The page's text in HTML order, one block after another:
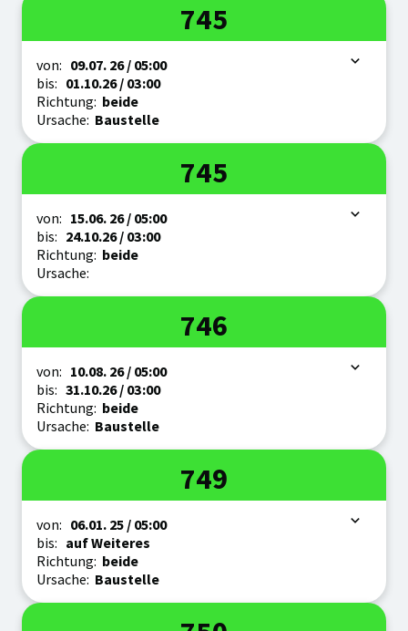
Linie
745
Zeitraum
von: 09.07. 26/ 05:00
bis: 01.10.26/ 03:00
Richtung: beide
Ursache: Baustelle
Linie
745
Zeitraum
von: 15.06. 26/ 05:00
bis: 24.10.26/ 03:00
Richtung: beide
Ursache:
Linie
746
Zeitraum
von: 10.08. 26/ 05:00
bis: 31.10.26/ 03:00
Richtung: beide
Ursache: Baustelle
Linie
749
Zeitraum
von: 06.01. 25/ 05:00
bis: auf Weiteres
Richtung: beide
Ursache: Baustelle